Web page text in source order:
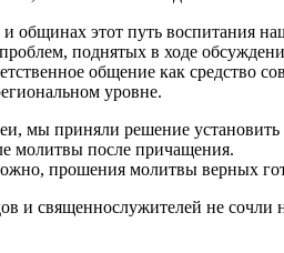
общинах этот путь воспитания
поднятых в ходе
общение как средство
уровне.
мы приняли решение
молитвы после причащения.
прошения молитвы верных
и священнослужителей не